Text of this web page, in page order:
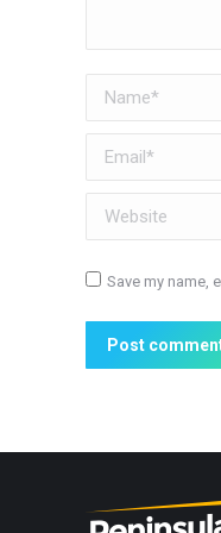
Name *
Email *
Website
Save my name,
Post